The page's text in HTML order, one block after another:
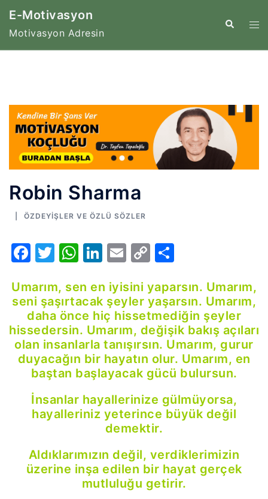
İçeriğe
E-Motivasyon
Motivasyon Adresin
Search
Robin Sharma
ÖZDEYIŞLER VE ÖZLÜ SÖZLER
Facebook
Twitter
WhatsApp
LinkedIn
Email
Copy
Umarım, sen en iyisini yaparsın. Umarım,
seni şaşırtacak şeyler yaşarsın. Umarım,
daha önce hiç hissetmediğin şeyler
hissedersin. Umarım, değişik bakış açıları
olan insanlarla tanışırsın. Umarım, gurur
duyacağın bir hayatın olur. Umarım, en
baştan başlayacak gücü bulursun.
İnsanlar hayallerinize gülmüyorsa,
hayalleriniz yeterince büyük değil
demektir.
Aldıklarımızın değil, verdiklerimizin
üzerine inşa edilen bir hayat gerçek
mutluluğu getirir.